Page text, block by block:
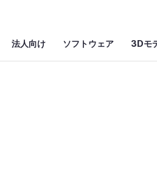
法人向け ソフトウェア 3Dモ